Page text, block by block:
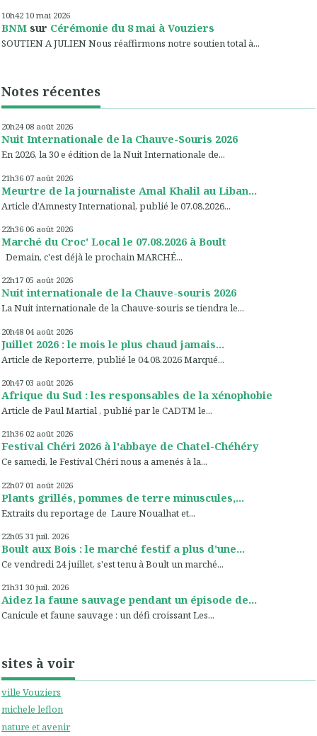
10h42 10 mai 2026
BNM sur Cérémonie du 8 mai à Vouziers
SOUTIEN A JULIEN Nous réaffirmons notre soutien total à...
Notes récentes
20h24 08 août 2026
Nuit Internationale de la Chauve-Souris 2026
En 2026, la 30 e édition de la Nuit Internationale de...
21h36 07 août 2026
Meurtre de la journaliste Amal Khalil au Liban...
Article d’Amnesty International, publié le 07.08.2026...
22h36 06 août 2026
Marché du Croc' Local le 07.08.2026 à Boult
Demain, c'est déjà le prochain MARCHÉ...
22h17 05 août 2026
Nuit internationale de la Chauve-souris 2026
La Nuit internationale de la Chauve-souris se tiendra le...
20h48 04 août 2026
Juillet 2026 : le mois le plus chaud jamais...
Article de Reporterre, publié le 04.08.2026 Marqué...
20h47 03 août 2026
Afrique du Sud : les responsables de la xénophobie
Article de Paul Martial , publié par le CADTM le...
21h36 02 août 2026
Festival Chéri 2026 à l'abbaye de Chatel-Chéhéry
Ce samedi, le Festival Chéri nous a amenés à la...
22h07 01 août 2026
Plants grillés, pommes de terre minuscules,...
Extraits du reportage de Laure Noualhat et...
22h05 31 juil. 2026
Boult aux Bois : le marché festif a plus d'une...
Ce vendredi 24 juillet, s'est tenu à Boult un marché...
21h31 30 juil. 2026
Aidez la faune sauvage pendant un épisode de...
Canicule et faune sauvage : un défi croissant Les...
sites à voir
ville Vouziers
michele leflon
nature et avenir